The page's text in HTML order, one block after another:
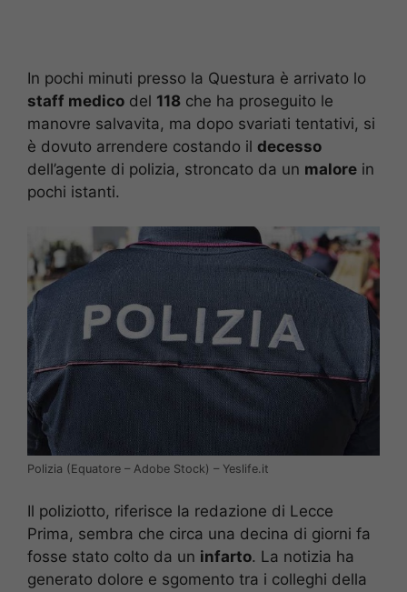
In pochi minuti presso la Questura è arrivato lo
staff medico del 118 che ha proseguito le
manovre salvavita, ma dopo svariati tentativi, si
è dovuto arrendere costando il decesso
dell’agente di polizia, stroncato da un malore in
pochi istanti.
Polizia (Equatore – Adobe Stock) – Yeslife.it
Il poliziotto, riferisce la redazione di Lecce
Prima, sembra che circa una decina di giorni fa
fosse stato colto da un infarto. La notizia ha
generato dolore e sgomento tra i colleghi della